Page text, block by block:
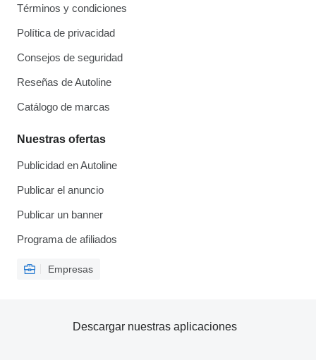
Términos y condiciones
Política de privacidad
Consejos de seguridad
Reseñas de Autoline
Catálogo de marcas
Nuestras ofertas
Publicidad en Autoline
Publicar el anuncio
Publicar un banner
Programa de afiliados
Empresas
Descargar nuestras aplicaciones